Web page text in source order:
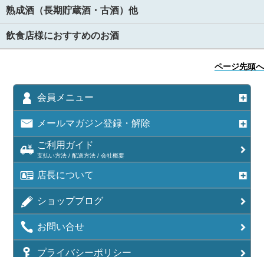
熟成酒（長期貯蔵酒・古酒）他
飲食店様におすすめのお酒
ページ先頭へ
会員メニュー
メールマガジン登録・解除
ご利用ガイド
支払い方法 / 配送方法 / 会社概要
店長について
ショップブログ
お問い合せ
プライバシーポリシー